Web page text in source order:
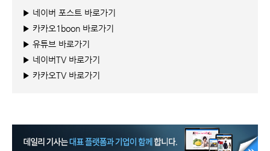
▶ 네이버 포스트 바로가기
▶ 카카오1boon 바로가기
▶ 유튜브 바로가기
▶ 네이버TV 바로가기
▶ 카카오TV 바로가기